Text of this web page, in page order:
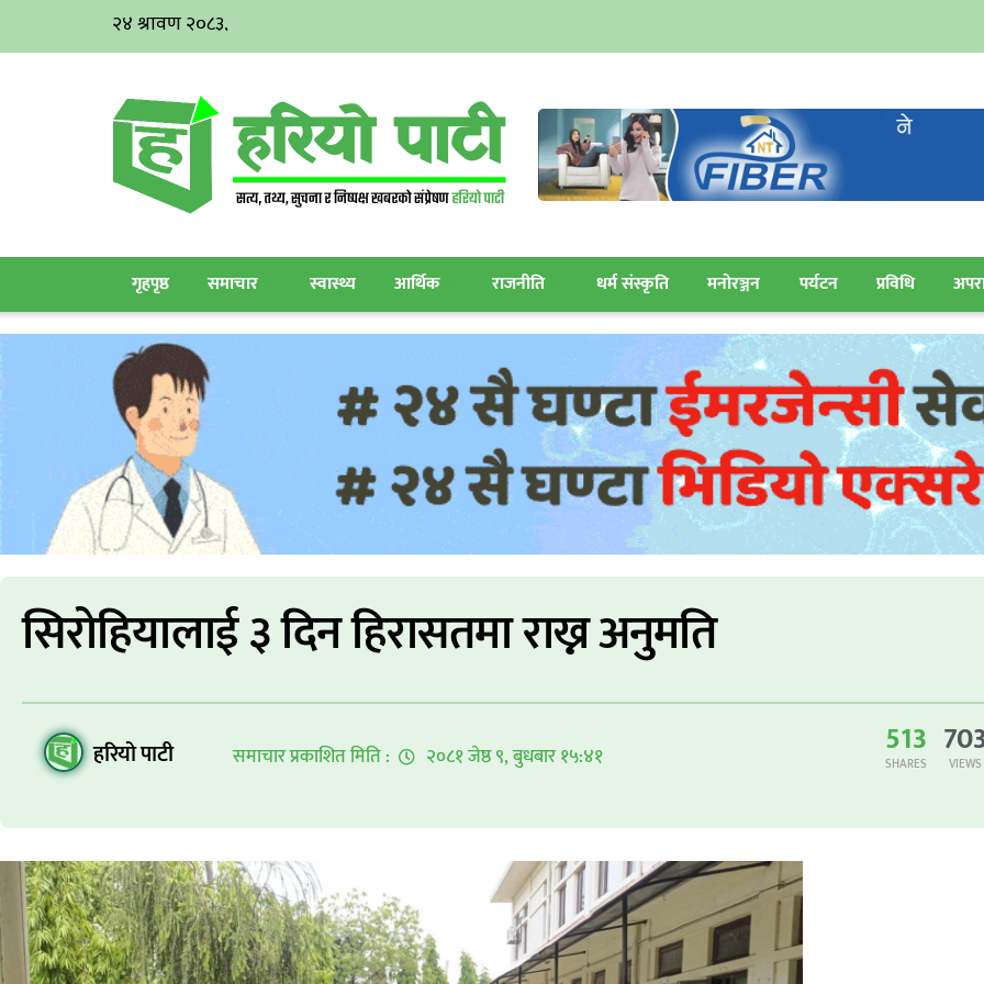
गृहपृष्ठ समाचार स्वास्थ्य आर्थिक राजनीति धर्म संस्कृति मनोरञ्जन पर्यटन प्रविधि
सिरोहियालाई ३ दिन हिरासतमा राख्न अनुमति
हरियो पाटी समाचार प्रकाशित मिति : २०८१ जेष्ठ ९, बुधबार १५:४१ 513
SHARES VIEWS